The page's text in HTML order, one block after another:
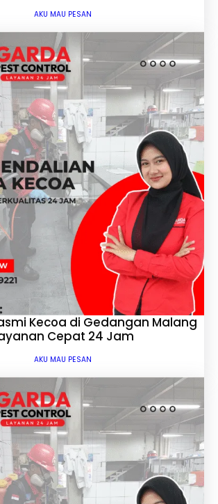
AKU MAU PESAN
Kecoa di Gedangan Malang
Cepat 24 Jam
AKU MAU PESAN